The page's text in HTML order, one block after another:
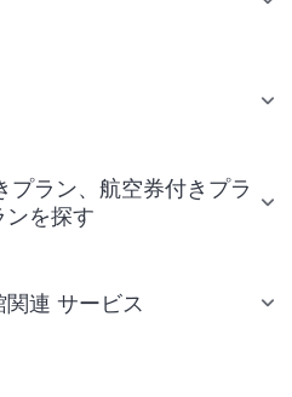
プラン、航空券付きプラ
ンを探す
連 サービス